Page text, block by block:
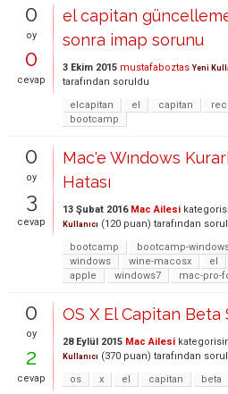
0
oy
0
cevap
el capitan
sonra imap sorunu
3 Ekim 2015 mustafaboztas Yeni
tarafından soruldu
elcapitan
el capitan
bootcamp
0
oy
3
cevap
Mac'e Wındows
Hatası
13 Şubat 2016 Mac Ailesi
Kullanıcı (120 puan) tarafından
bootcamp
bootcamp-
windows
wine-macosx el
apple
windows7 mac-pro-
0
oy
2
cevap
OS X El Capitan Beta
28 Eylül 2015 Mac Ailesi
Kullanıcı (370 puan) tarafından
os
x el capitan beta